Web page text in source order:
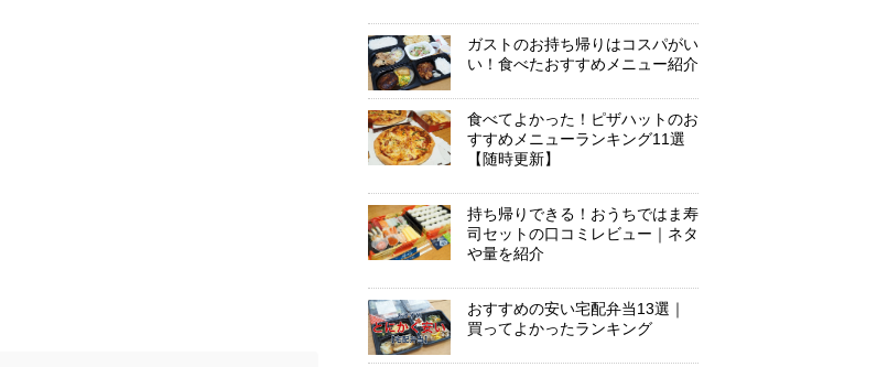
ガストのお持ち帰りはコスパがい
い！食べたおすすめメニュー紹介
食べてよかった！ピザハットのお
すすめメニューランキング11選
【随時更新】
持ち帰りできる！おうちではま寿
司セットの口コミレビュー｜ネタ
や量を紹介
おすすめの安い宅配弁当13選｜
買ってよかったランキング